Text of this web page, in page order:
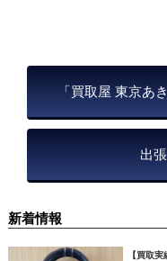
「買取屋 東京あ
出
新着情報
【買取